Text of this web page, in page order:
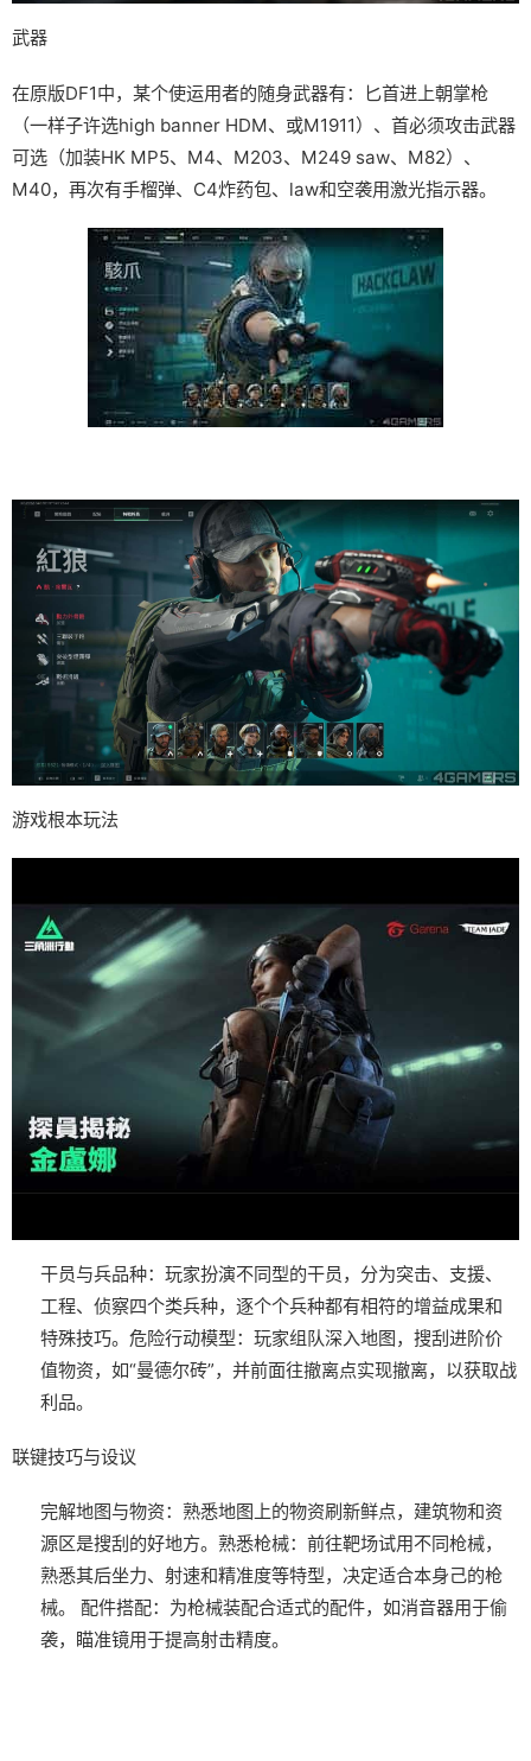
武器
在原版DF1中，某个使运用者的随身武器有：匕首进上朝掌枪
（一样子许选high banner HDM、或M1911）、首必须攻击武器
可选（加装HK MP5、M4、M203、M249 saw、M82）、
M40，再次有手榴弹、C4炸药包、law和空袭用激光指示器。
游戏根本玩法
干员与兵品种：玩家扮演不同型的干员，分为突击、支援、
工程、侦察四个类兵种，逐个个兵种都有相符的增益成果和
特殊技巧。 危险行动模型：玩家组队深入地图，搜刮进阶价
值物资，如“曼德尔砖”，并前面往撤离点实现撤离，以获取战
利品。
联键技巧与设议
完解地图与物资：熟悉地图上的物资刷新鲜点，建筑物和资
源区是搜刮的好地方。 熟悉枪械：前往靶场试用不同枪械，
熟悉其后坐力、射速和精准度等特型，决定适合本身己的枪
械。
配件搭配：为枪械装配合适式的配件，如消音器用于偷
袭，瞄准镜用于提高射击精度。